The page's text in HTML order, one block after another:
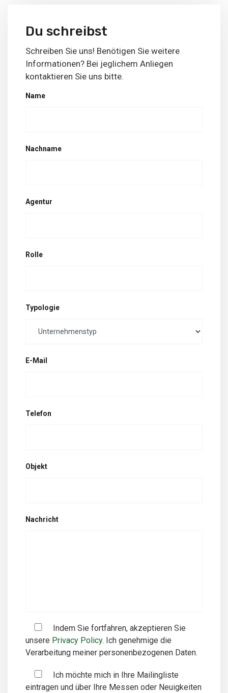
Du schreibst
Schreiben Sie uns! Benötigen Sie weitere
Informationen? Bei jeglichem Anliegen
kontaktieren Sie uns bitte.
Name
Nachname
Agentur
Rolle
Typologie
E-Mail
Telefon
Objekt
Nachricht
Indem Sie fortfahren, akzeptieren Sie
unsere Privacy Policy. Ich genehmige die
Verarbeitung meiner personenbezogenen Daten.
Ich möchte mich in Ihre Mailingliste
eintragen und über Ihre Messen oder Neuigkeiten